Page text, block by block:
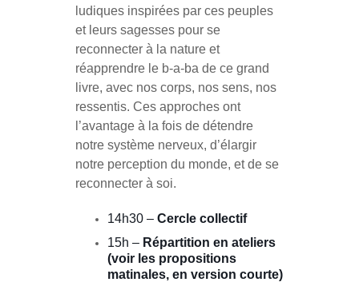
ludiques inspirées par ces peuples
et leurs sagesses pour se
reconnecter à la nature et
réapprendre le b-a-ba de ce grand
livre, avec nos corps, nos sens, nos
ressentis. Ces approches ont
l’avantage à la fois de détendre
notre système nerveux, d’élargir
notre perception du monde, et de se
reconnecter à soi.
14h30 – Cercle collectif
15h – Répartition en ateliers
(voir les propositions
matinales, en version courte)